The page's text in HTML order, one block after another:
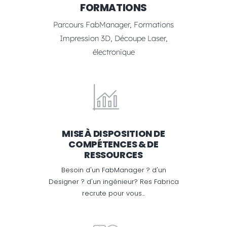
FORMATIONS
Parcours FabManager, Formations
Impression 3D, Découpe Laser,
électronique
MISE À DISPOSITION DE
COMPÉTENCES & DE
RESSOURCES
Besoin d'un FabManager ? d'un
Designer ? d'un ingénieur? Res Fabrica
recrute pour vous...